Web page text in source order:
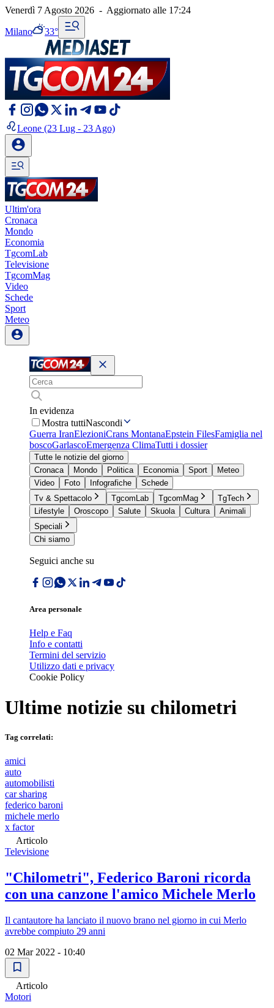
Venerdì 7 Agosto 2026 - Aggiornato alle 17:24
Milano 33°
Leone (23 Lug - 23 Ago)
Ultim'ora
Cronaca
Mondo
Economia
TgcomLab
Televisione
TgcomMag
Video
Schede
Sport
Meteo
In evidenza
Mostra tuttiNascondi
Guerra IranElezioniCrans MontanaEpstein FilesFamiglia nel
boscoGarlascoEmergenza ClimaTutti i dossier
Tutte le notizie del giorno
Cronaca
Mondo Politica Economia Sport
Meteo
Video
Foto Infografiche
Schede
Tv & Spettacolo
TgcomLab TgcomMag
TgTech
Lifestyle
Oroscopo Salute Skuola Cultura
Animali
Speciali
Chi siamo
Seguici anche su
Area personale
Help e Faq
Info e contatti
Termini del servizio
Utilizzo dati e privacy
Cookie Policy
Ultime notizie su chilometri
Tag correlati:
amici
auto
automobilisti
car sharing
federico baroni
michele merlo
x factor
Articolo
Televisione
"Chilometri", Federico Baroni ricorda
con una canzone l'amico Michele Merlo
Il cantautore ha lanciato il nuovo brano nel giorno in cui Merlo
avrebbe compiuto 29 anni
02 Mar 2022 - 10:40
Articolo
Motori